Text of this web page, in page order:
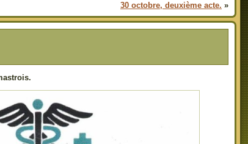
30 octobre, deuxième acte. »